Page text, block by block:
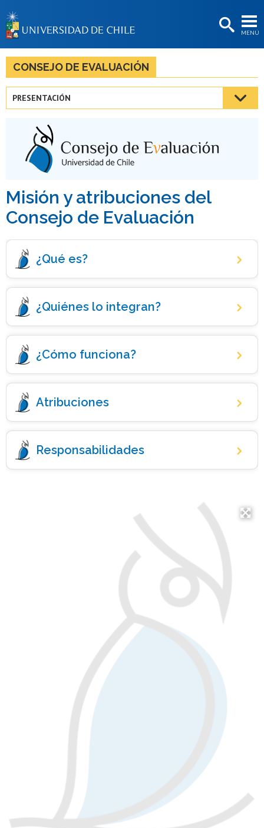
MENÚ
BIBLIOTECAS
LA UNIVERSIDAD
Estudiantes
Funcionarias/os
CONSEJO DE EVALUACIÓN
PRESENTACIÓN
Misión y atribuciones del
Consejo de Evaluación
¿Qué es?
¿Quiénes lo integran?
¿Cómo funciona?
Atribuciones
Responsabilidades